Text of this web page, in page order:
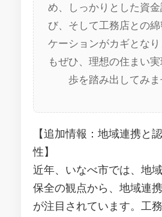
め、しっかりとした資
び、そして工務店との
ケーションがカギとな
もぜひ、理想の住まい
歩を踏み出してみま
【追加情報：地域連携と
性】
近年、いなべ市では、地
保全の観点から、地域連
が注目されています。工